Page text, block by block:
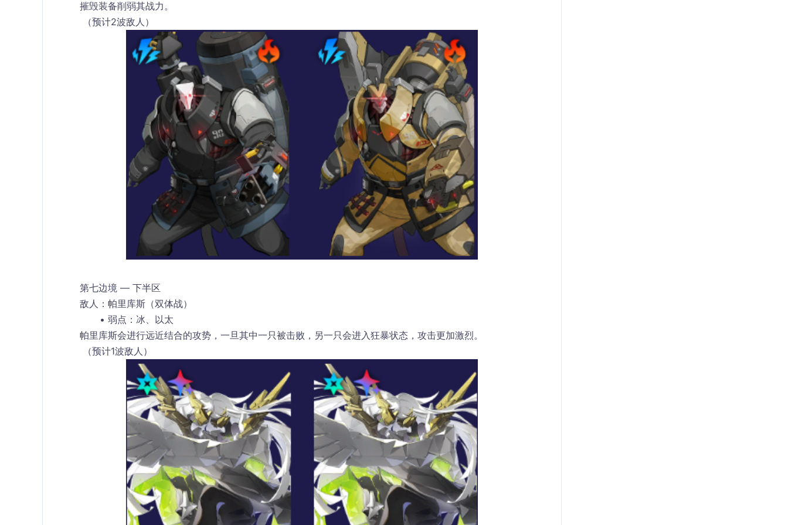
摧毁装备削弱其战力。
（预计2波敌人）
第七边境 — 下半区
敌人：帕里库斯（双体战）
弱点：冰、以太
帕里库斯会进行远近结合的攻势，一旦其中一只被击败，另一只会进入狂暴状态，攻击更加激烈。
（预计1波敌人）